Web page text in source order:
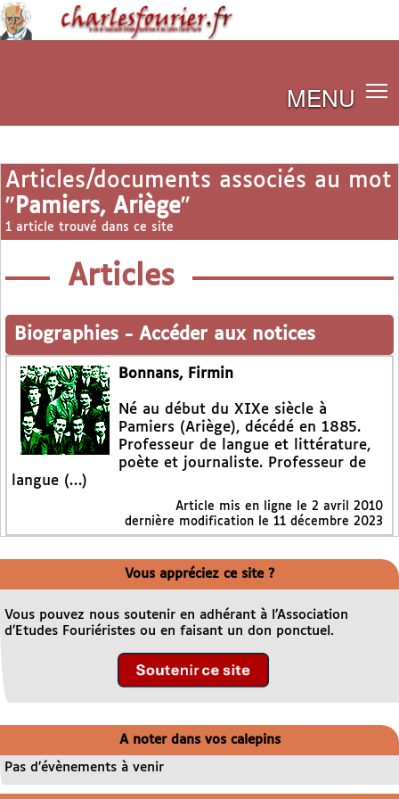
MENU
Articles/documents associés au mot
" Pamiers, Ariège"
1 article trouvé dans ce site
Articles
Biographies - Accéder aux notices
Bonnans, Firmin
Né au début du XIXe siècle à
Pamiers (Ariège), décédé en 1885.
Professeur de langue et littérature,
poète et journaliste. Professeur de
langue (…)
Article mis en ligne le 2 avril 2010
dernière modification le 11 décembre 2023
Vous appréciez ce site ?
Vous pouvez nous soutenir en adhérant à l’Association
d’Etudes Fouriéristes ou en faisant un don ponctuel.
A noter dans vos calepins
Pas d’évènements à venir